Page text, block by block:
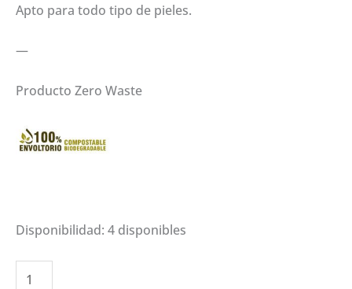
Apto para todo tipo de pieles.
—
Producto Zero Waste
Disponibilidad: 4 disponibles